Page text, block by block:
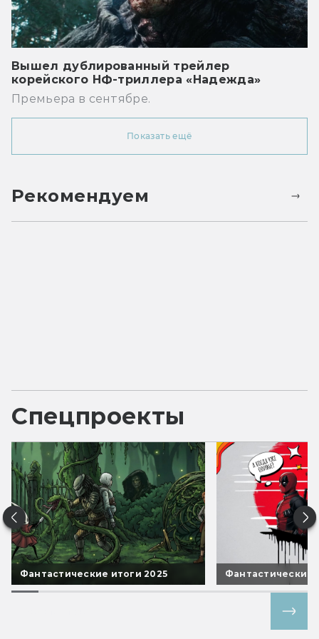
Вышел дублированный трейлер
корейского НФ-триллера «Надежда»
Премьера в сентябре.
Показать ещё
Рекомендуем
Спецпроекты
Фантастические итоги 2025 Фантастические